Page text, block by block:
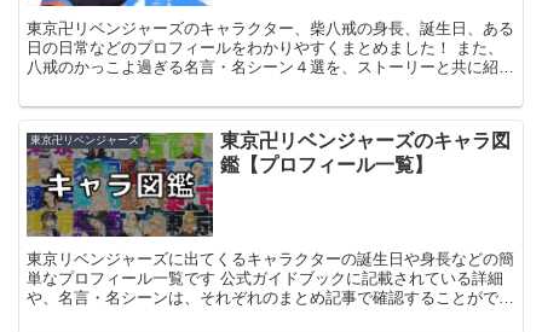
東京卍リベンジャーズのキャラクター、柴八戒の身長、誕生日、ある
日の日常などのプロフィールをわかりやすくまとめました！ また、
八戒のかっこよ過ぎる名言・名シーン４選を、ストーリーと共に紹介
東京卍リベンジャーズ
東京卍リベンジャーズのキャラ図
鑑【プロフィール一覧】
東京リベンジャーズに出てくるキャラクターの誕生日や身長などの簡
単なプロフィール一覧です 公式ガイドブックに記載されている詳細
や、名言・名シーンは、それぞれのまとめ記事で確認することができ